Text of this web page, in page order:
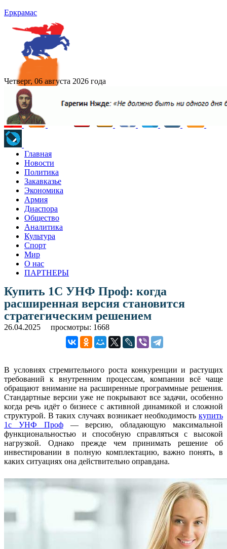
Еркрамас
Четверг, 06 августа 2026 года
Главная
Новости
Политика
Закавказье
Экономика
Армия
Диаспора
Общество
Аналитика
Культура
Спорт
Мир
О нас
ПАРТНЕРЫ
Купить 1С УНФ Проф: когда
расширенная версия становится
стратегическим решением
26.04.2025 просмотры: 1668
В условиях стремительного роста конкуренции и растущих
требований к внутренним процессам, компании всё чаще
обращают внимание на расширенные программные решения.
Стандартные версии уже не покрывают все задачи, особенно
когда речь идёт о бизнесе с активной динамикой и сложной
структурой. В таких случаях возникает необходимость купить
1с УНФ Проф— версию, обладающую максимальной
функциональностью и способную справляться с высокой
нагрузкой. Однако прежде чем принимать решение об
инвестировании в полную комплектацию, важно понять, в
каких ситуациях она действительно оправдана.